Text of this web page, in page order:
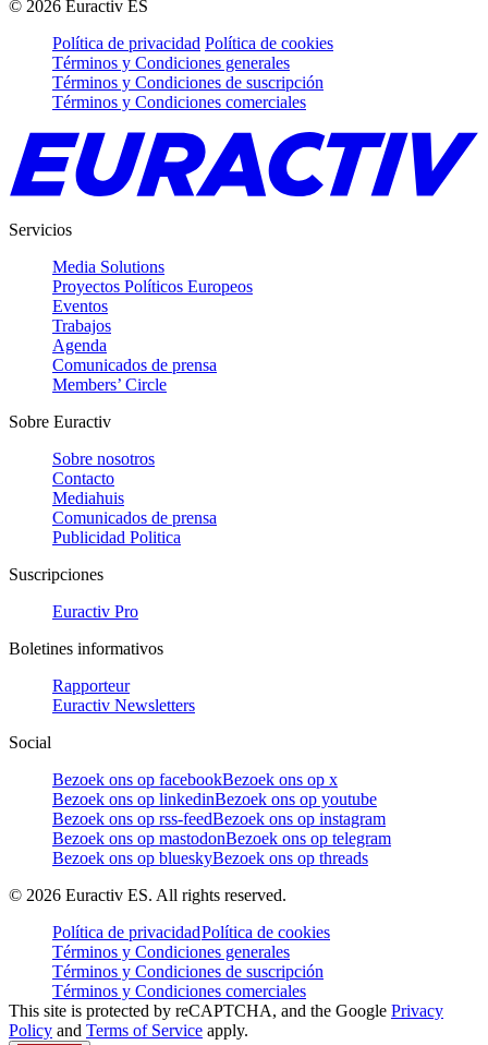
© 2026 Euractiv ES
Política de privacidad Política de cookies
Términos y Condiciones generales
Términos y Condiciones de suscripción
Términos y Condiciones comerciales
Servicios
Media Solutions
Proyectos Políticos Europeos
Eventos
Trabajos
Agenda
Comunicados de prensa
Members’ Circle
Sobre Euractiv
Sobre nosotros
Contacto
Mediahuis
Comunicados de prensa
Publicidad Politica
Suscripciones
Euractiv Pro
Boletines informativos
Rapporteur
Euractiv Newsletters
Social
Bezoek ons op facebookBezoek ons op x
Bezoek ons op linkedinBezoek ons op youtube
Bezoek ons op rss-feedBezoek ons op instagram
Bezoek ons op mastodonBezoek ons op telegram
Bezoek ons op blueskyBezoek ons op threads
© 2026 Euractiv ES. All rights reserved.
Política de privacidadPolítica de cookies
Términos y Condiciones generales
Términos y Condiciones de suscripción
Términos y Condiciones comerciales
This site is protected by reCAPTCHA, and the Google Privacy
Policy and Terms of Service apply.